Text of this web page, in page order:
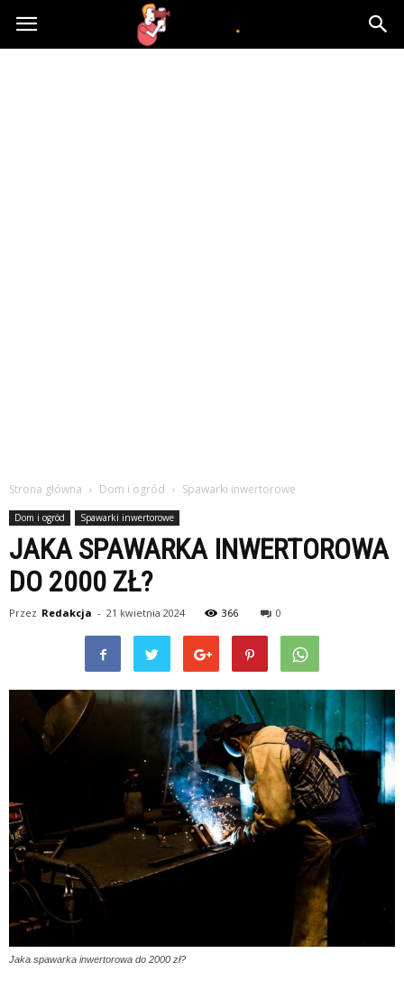
atvn.pl
Strona główna Dom i ogród Spawarki inwertorowe
Dom i ogród Spawarki inwertorowe
JAKA SPAWARKA INWERTOROWA
DO 2000 ZŁ?
Przez Redakcja - 21 kwietnia 2024 366 0
Jaka spawarka inwertorowa do 2000 zł?